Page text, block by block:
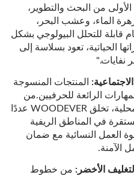
من البحث والتطوير،
الماء، وعشب البحر،
قابلة للتحلل البيولوجي بشكل
دوراتها الحياتية، تعود بسلاسة إلى
نفايات."
المنتجات المنسوجة
الرائعة للحرفيين.من
خلال التعاون مع ورش النسيج المحلية، تخلق WOODEVER عددًا
في المناطق الريفية
العمل النسائية مع ضمان
الآمنة.
الأخضر: من خطوط